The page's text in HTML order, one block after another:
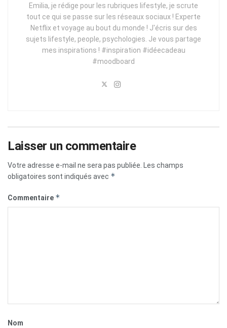
Emilia, je rédige pour les rubriques lifestyle, je scrute
tout ce qui se passe sur les réseaux sociaux ! Experte
Netflix et voyage au bout du monde ! J'écris sur des
sujets lifestyle, people, psychologies. Je vous partage
mes inspirations ! #inspiration #idéecadeau
#moodboard
Laisser un commentaire
Votre adresse e-mail ne sera pas publiée. Les champs
obligatoires sont indiqués avec *
Commentaire *
Nom